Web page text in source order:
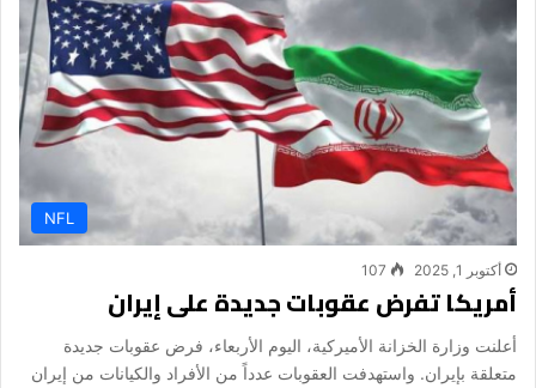
NFL
أكتوبر 1, 2025 107
أمريكا تفرض عقوبات جديدة على إيران
أعلنت وزارة الخزانة الأميركية، اليوم الأربعاء، فرض عقوبات جديدة
متعلقة بإيران. واستهدفت العقوبات عدداً من الأفراد والكيانات من إيران